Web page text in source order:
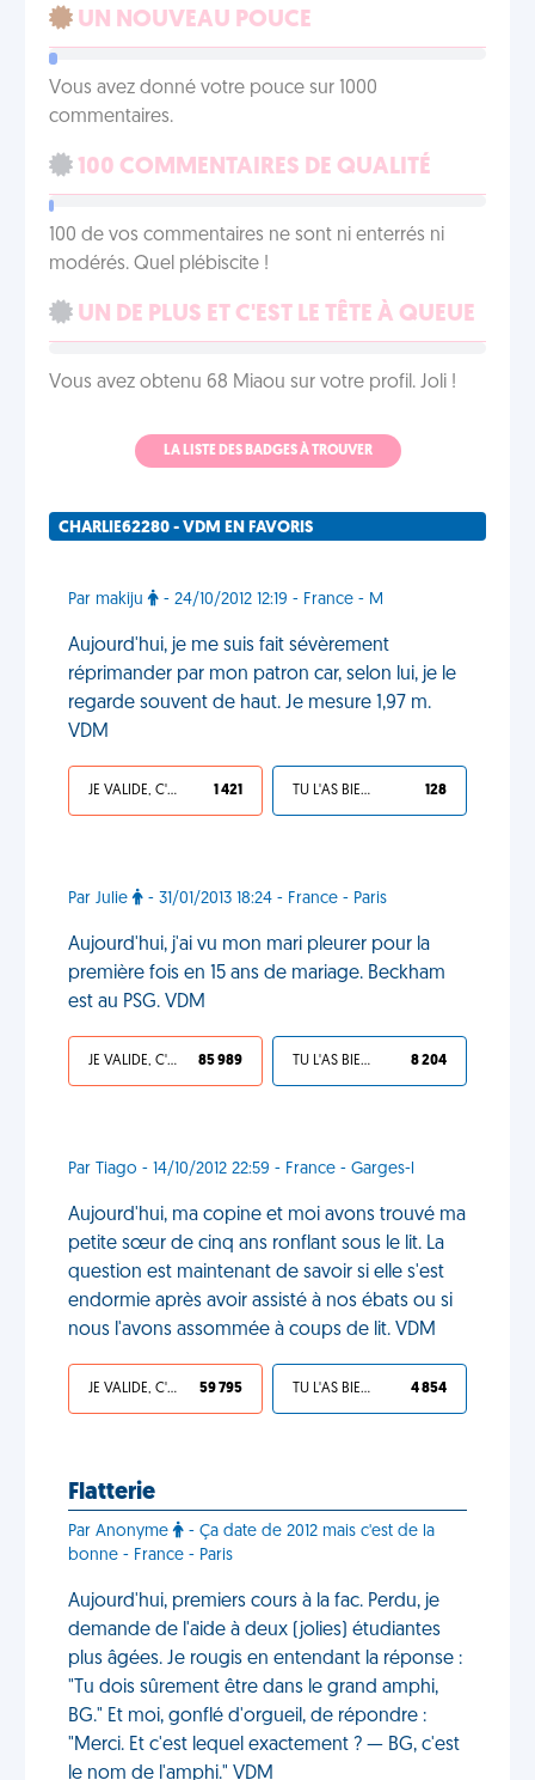
UN NOUVEAU POUCE
Vous avez donné votre pouce sur 1000
commentaires.
100 COMMENTAIRES DE QUALITÉ
100 de vos commentaires ne sont ni enterrés ni
modérés. Quel plébiscite !
UN DE PLUS ET C'EST LE TÊTE À QUEUE
Vous avez obtenu 68 Miaou sur votre profil. Joli !
LA LISTE DES BADGES À TROUVER
CHARLIE62280 - VDM EN FAVORIS
Par makiju - 24/10/2012 12:19 - France - M
Aujourd'hui, je me suis fait sévèrement
réprimander par mon patron car, selon lui, je le
regarde souvent de haut. Je mesure 1,97 m.
VDM
JE VALIDE, C'EST UNE VDM 1 421 TU L'AS BIEN MÉRITÉ 128
Par Julie - 31/01/2013 18:24 - France - Paris
Aujourd'hui, j'ai vu mon mari pleurer pour la
première fois en 15 ans de mariage. Beckham
est au PSG. VDM
JE VALIDE, C'EST UNE VDM 85 989 TU L'AS BIEN MÉRITÉ 8 204
Par Tiago - 14/10/2012 22:59 - France - Garges-l
Aujourd'hui, ma copine et moi avons trouvé ma
petite sœur de cinq ans ronflant sous le lit. La
question est maintenant de savoir si elle s'est
endormie après avoir assisté à nos ébats ou si
nous l'avons assommée à coups de lit. VDM
JE VALIDE, C'EST UNE VDM 59 795 TU L'AS BIEN MÉRITÉ 4 854
Flatterie
Par Anonyme
- Ça date de 2012 mais c'est de la
bonne - France - Paris
Aujourd'hui, premiers cours à la fac. Perdu, je
demande de l'aide à deux (jolies) étudiantes
plus âgées. Je rougis en entendant la réponse :
"Tu dois sûrement être dans le grand amphi,
BG." Et moi, gonflé d'orgueil, de répondre :
"Merci. Et c'est lequel exactement ? — BG, c'est
le nom de l'amphi." VDM